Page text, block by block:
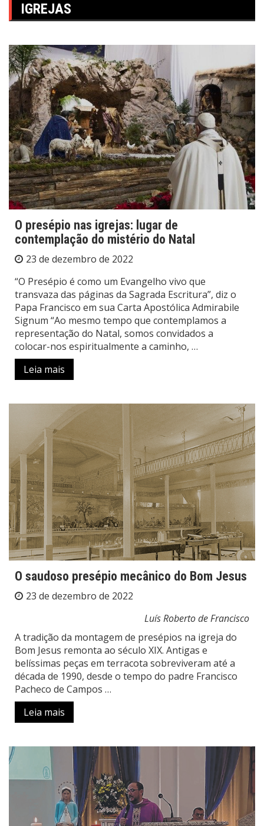
IGREJAS
O presépio nas igrejas: lugar de
contemplação do mistério do Natal
23 de dezembro de 2022
“O Presépio é como um Evangelho vivo que
transvaza das páginas da Sagrada Escritura”, diz o
Papa Francisco em sua Carta Apostólica Admirabile
Signum “Ao mesmo tempo que contemplamos a
representação do Natal, somos convidados a
colocar-nos espiritualmente a caminho, …
Leia mais
O saudoso presépio mecânico do Bom Jesus
23 de dezembro de 2022
Luís Roberto de Francisco
A tradição da montagem de presépios na igreja do
Bom Jesus remonta ao século XIX. Antigas e
belíssimas peças em terracota sobreviveram até a
década de 1990, desde o tempo do padre Francisco
Pacheco de Campos …
Leia mais